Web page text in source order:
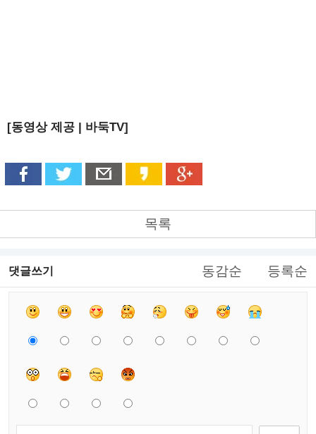
[동영상 제공 | 바둑TV]
목록
댓글쓰기 동감순 등록순